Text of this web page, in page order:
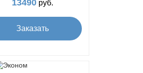
13490 руб.
Заказать